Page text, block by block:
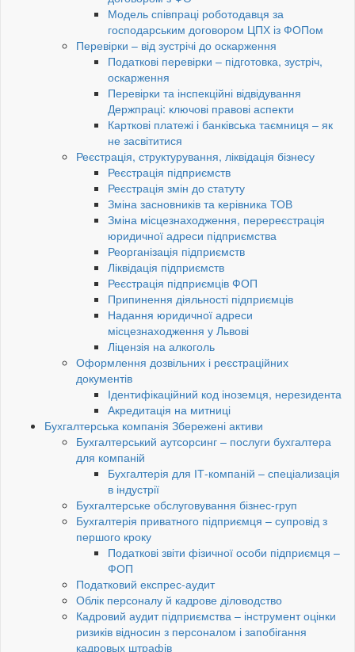
Модель співпраці роботодавця за
господарським договором ЦПХ із ФОПом
Перевірки – від зустрічі до оскарження
Податкові перевірки – підготовка, зустріч,
оскарження
Перевірки та інспекційні відвідування
Держпраці: ключові правові аспекти
Карткові платежі і банківська таємниця – як
не засвітитися
Реєстрація, структурування, ліквідація бізнесу
Реєстрація підприємств
Реєстрація змін до статуту
Зміна засновників та керівника ТОВ
Зміна місцезнаходження, перереєстрація
юридичної адреси підприємства
Реорганізація підприємств
Ліквідація підприємств
Реєстрація підприємців ФОП
Припинення діяльності підприємців
Надання юридичної адреси
місцезнаходження у Львові
Ліцензія на алкоголь
Оформлення дозвільних і реєстраційних
документів
Ідентифікаційний код іноземця, нерезидента
Акредитація на митниці
Бухгалтерська компанія Збережені активи
Бухгалтерський аутсорсинг – послуги бухгалтера
для компаній
Бухгалтерія для ІТ-компаній – спеціализація
в індустрії
Бухгалтерське обслуговування бізнес-груп
Бухгалтерія приватного підприємця – супровід з
першого кроку
Податкові звіти фізичної особи підприємця –
ФОП
Податковий експрес-аудит
Облік персоналу й кадрове діловодство
Кадровий аудит підприємства – інструмент оцінки
ризиків відносин з персоналом і запобігання
кадровых штрафів